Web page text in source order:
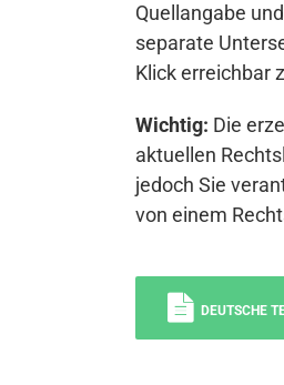
Quellangabe
separate
Klick erreichbar
Wichtig: Die
aktuellen
jedoch Sie
von einem
DEUTSCHE